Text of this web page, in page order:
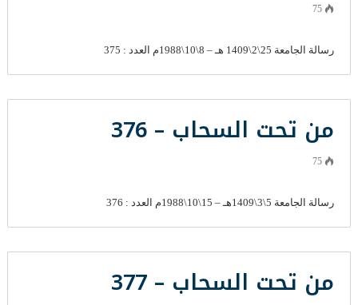
75
رسالة الجامعة 25\2\1409 هـ – 8\10\1988م العدد : 375
من تحت السحاب – 376
75
رسالة الجامعة 5\3\1409هـ – 15\10\1988م العدد : 376
من تحت السحاب – 377